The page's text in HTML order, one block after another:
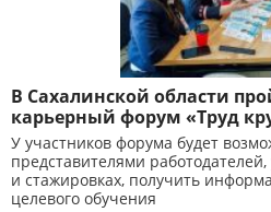
В Сахалинской области
карьерный форум «Труд
У участников форума будет
представителями
и стажировках, получить
целевого обучения